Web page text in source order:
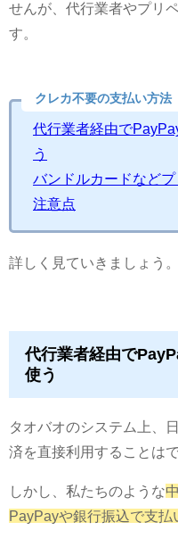
せんが、代行業者やプリ
す。
クレカ不要の支払い方法
代行業者経由で
う
バンドルカードなど
注意点
詳しく見ていきましょう。
代行業者経由で
使う
タオバオのシステム上、
済を直接利用することは
しかし、私たちのような
PayPayや銀行振込で支払